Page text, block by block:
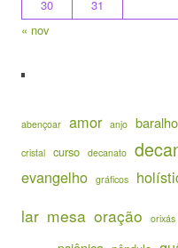
30
31
« nov
abençoar amor anjo baralho
cristal curso decanato
evangelho gráficos
lar mesa oração orixás